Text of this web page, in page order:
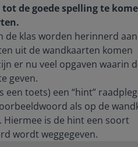
de goede spelling te
de klas worden herinnerd
uit de wandkaarten komen
er nu veel opgaven waarin
geven.
een toets) een “hint”
als op de
is de hint een soort
wordt weggegeven.